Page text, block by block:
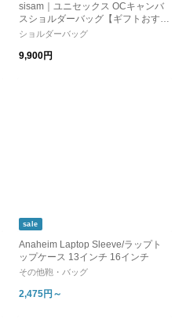
sisam｜ユニセックス OCキャンバ
スショルダーバッグ【ギフトおすす
め】【オーガニックコットン】
ショルダーバッグ
9,900円
sale
Anaheim Laptop Sleeve/ラップト
ップケース 13インチ 16インチ
その他鞄・バッグ
2,475円～